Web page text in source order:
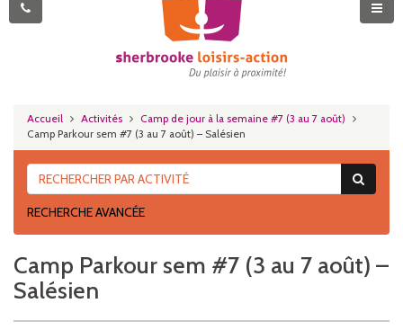
Accueil Activités
Camp de jour à la semaine #7 (3 au 7 août)
Camp Parkour sem #7 (3 au 7 août) – Salésien
RECHERCHE AVANCÉE
Camp Parkour sem #7 (3 au 7 août) –
Salésien